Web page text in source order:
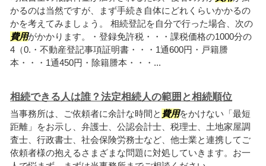
かるのは当然ですが、まず手続き自体にどれくらいかかるの
かを考えてみましょう。 相続登記を自分で行った場合、次の
費用がかかります。・登録免許税・・・課税価格の1000分の
4（0.・不動産登記事項証明書・・・1通600円・戸籍謄
本・・・1通450円・除籍謄本・・・...
相続できる人は誰？法定相続人の範囲と相続順位
当事務所は、ご依頼者に余計な時間と 費用をかけない「最短
距離」をお示し、弁護士、公認会計士、税理士、土地家屋調
査士、行政書士、社会保険労務士など、他士業と連携してご
依頼者様の抱えるさまざまな問題に対処していきます。お一